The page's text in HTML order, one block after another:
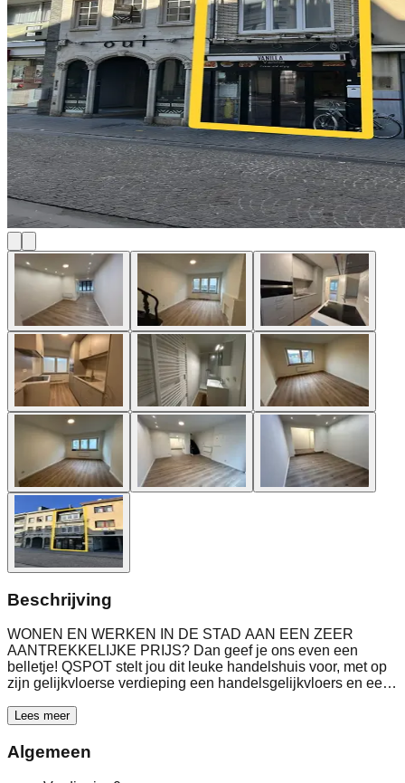
Beschrijving
WONEN EN WERKEN IN DE STAD AAN EEN ZEER
AANTREKKELIJKE PRIJS? Dan geef je ons even een
belletje! QSPOT stelt jou dit leuke handelshuis voor, met op
zijn gelijkvloerse verdieping een handelsgelijkvloers en een
ingerichte keuken (koelkast, diepvriezer, kookplaat, combi-
lavabo en toiletruimte. Helemaal boven bevinden zich 2
slaapkamers. Het gebouw werd binnenin volledig nieuw
Lees meer
Algemeen